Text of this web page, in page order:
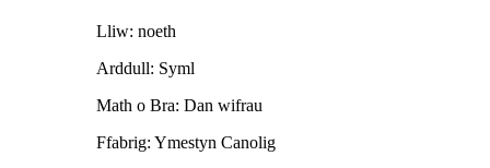
Lliw: noeth
Arddull: Syml
Math o Bra: Dan wifrau
Ffabrig: Ymestyn Canolig